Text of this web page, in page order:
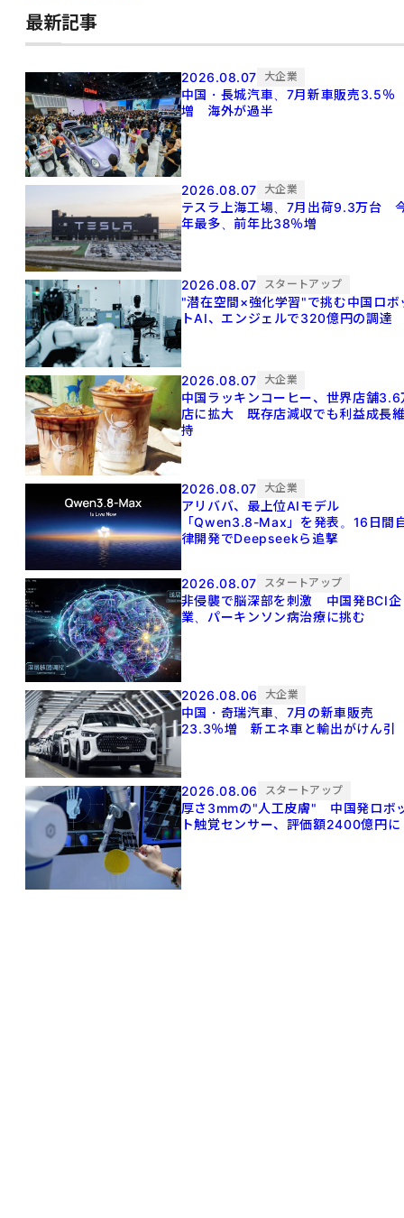
最新記事
2026.08.07 大企業
中国・長城汽車、7月新車販売3.5％
増 海外が過半
2026.08.07 大企業
テスラ上海工場、7月出荷9.3万台
年最多、前年比38％増
2026.08.07 スタートアップ
"潜在空間×強化学習"で挑む中国ロボ
トAI、エンジェルで320億円の調達
2026.08.07 大企業
中国ラッキンコーヒー、世界店舗3.6
店に拡大 既存店減収でも利益成長
持
2026.08.07 大企業
アリババ、最上位AIモデル
「Qwen3.8-Max」を発表。16日間
律開発でDeepseekら追撃
2026.08.07 スタートアップ
非侵襲で脳深部を刺激 中国発BCI企
業、パーキンソン病治療に挑む
2026.08.06 大企業
中国・奇瑞汽車、7月の新車販売
23.3％増 新エネ車と輸出がけん引
2026.08.06 スタートアップ
厚さ3mmの"人工皮膚" 中国発ロボ
ト触覚センサー、評価額2400億円に